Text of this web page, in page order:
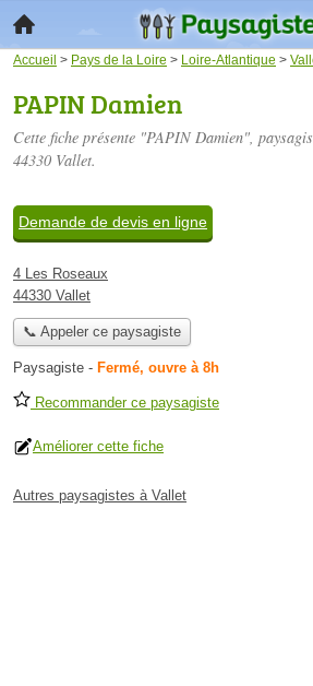
Accueil > Pays de la Loire > Loire-Atlantique >
PAPIN Damien
Cette fiche présente "PAPIN Damien",
44330 Vallet.
Demande de devis en ligne
4 Les Roseaux
44330 Vallet
📞 Appeler ce paysagiste
Paysagiste - Fermé, ouvre à 8h
Recommander ce paysagiste
Améliorer cette fiche
Autres paysagistes à Vallet